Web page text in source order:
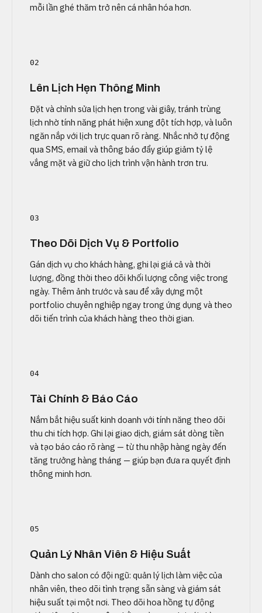
mỗi lần ghé thăm trở nên cá nhân hóa hơn.
02
Lên Lịch Hẹn Thông Minh
Đặt và chỉnh sửa lịch hẹn trong vài giây, tránh trùng
lịch nhờ tính năng phát hiện xung đột tích hợp, và luôn
ngăn nắp với lịch trực quan rõ ràng. Nhắc nhở tự động
qua SMS, email và thông báo đẩy giúp giảm tỷ lệ
vắng mặt và giữ cho lịch trình vận hành trơn tru.
03
Theo Dõi Dịch Vụ & Portfolio
Gán dịch vụ cho khách hàng, ghi lại giá cả và thời
lượng, đồng thời theo dõi khối lượng công việc trong
ngày. Thêm ảnh trước và sau để xây dựng một
portfolio chuyên nghiệp ngay trong ứng dụng và theo
dõi tiến trình của khách hàng theo thời gian.
04
Tài Chính & Báo Cáo
Nắm bắt hiệu suất kinh doanh với tính năng theo dõi
thu chi tích hợp. Ghi lại giao dịch, giám sát dòng tiền
và tạo báo cáo rõ ràng — từ thu nhập hàng ngày đến
tăng trưởng hàng tháng — giúp bạn đưa ra quyết định
thông minh hơn.
05
Quản Lý Nhân Viên & Hiệu Suất
Dành cho salon có đội ngũ: quản lý lịch làm việc của
nhân viên, theo dõi tình trạng sẵn sàng và giám sát
hiệu suất tại một nơi. Theo dõi hoa hồng tự động